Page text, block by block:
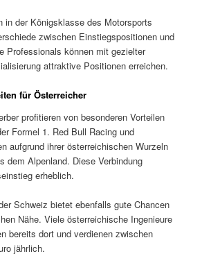
in der Königsklasse des Motorsports
zwischen Einstiegspositionen und
Professionals können mit gezielter
attraktive Positionen erreichen.
für Österreicher
profitieren von besonderen Vorteilen
Formel 1. Red Bull Racing und
aufgrund ihrer österreichischen Wurzeln
dem Alpenland. Diese Verbindung
erheblich.
Schweiz bietet ebenfalls gute Chancen
Nähe. Viele österreichische Ingenieure
bereits dort und verdienen zwischen
jährlich.